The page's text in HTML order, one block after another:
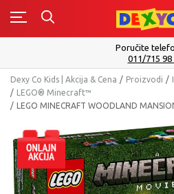
0
Poručite
011/715 98
Dexy Co Kids | Akcija & Cena Proizvodi
LEGO® Minecraft™
LEGO MINECRAFT WOODLAND